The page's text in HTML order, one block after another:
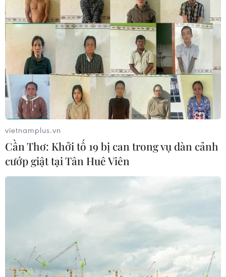
vietnamplus.vn
Cần Thơ: Khởi tố 19 bị can trong vụ dàn cảnh
cướp giật tại Tân Huê Viên